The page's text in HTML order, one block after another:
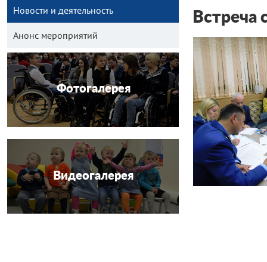
Новости и деятельность
Анонс мероприятий
Фотогалерея
Видеогалерея
Встреча